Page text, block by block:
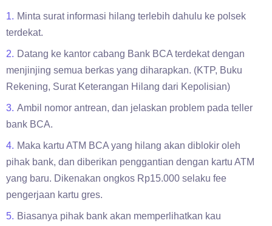
Minta surat informasi hilang terlebih dahulu ke polsek
terdekat.
Datang ke kantor cabang Bank BCA terdekat dengan
menjinjing semua berkas yang diharapkan. (KTP, Buku
Rekening, Surat Keterangan Hilang dari Kepolisian)
Ambil nomor antrean, dan jelaskan problem pada teller
bank BCA.
Maka kartu ATM BCA yang hilang akan diblokir oleh
pihak bank, dan diberikan penggantian dengan kartu ATM
yang baru. Dikenakan ongkos Rp15.000 selaku fee
pengerjaan kartu gres.
Biasanya pihak bank akan memperlihatkan kau